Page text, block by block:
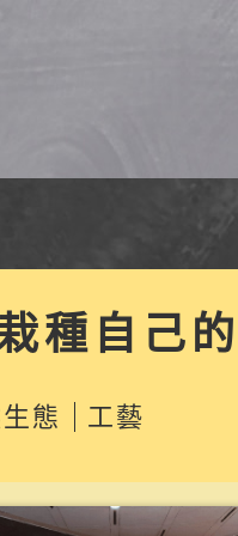
種自己
態 工藝